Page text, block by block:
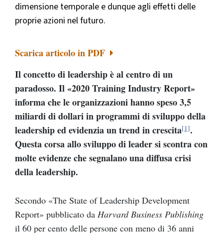
dimensione temporale e dunque agli effetti delle
proprie azioni nel futuro.
Scarica articolo in PDF
Il concetto di leadership è al centro di un
paradosso. Il«2020 Training Industry Report»
informa che le organizzazioni hanno speso 3,5
miliardi di dollari in programmi di sviluppo della
leadership ed evidenzia un trend in crescita[1].
Questa corsa allo sviluppo di leader si scontra con
molte evidenze che segnalano una diffusa crisi
della leadership.
Secondo «The State of Leadership Development
Report» pubblicato da Harvard Business Publishing
il 60 per cento delle persone con meno di 36 anni